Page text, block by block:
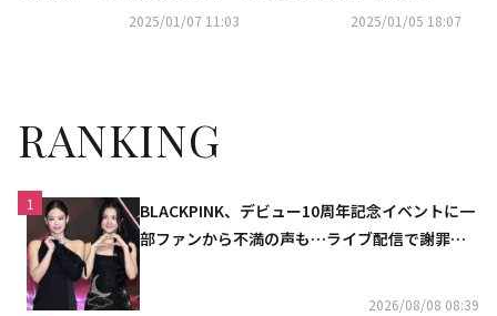
s」を終えて韓国に到着（動画
2025/01/07 11:03
国に到着（動画あり）2025/01/05 18:07
RANKING
1
BLACKPINK、デビュー10周年記念イベントに一
部ファンから不満の声も…ライブ配信で謝罪
2026/08/08 08:39